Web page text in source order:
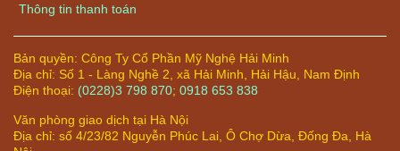
Thông tin thanh toán
Bản quyền: Công Ty Cổ Phần Mỹ Nghệ Hải Minh
Địa chỉ: Số 1 - Làng Nghề 2, xã Hải Minh, Hải Hậu, Nam Định
Điện thoại: (0228)3 798 870; 0918 653 838
Văn phòng giao dịch tại Hà Nội
Địa chỉ: số 4/23/82 Nguyễn Phúc Lai, Ô Chợ Dừa, Đống Đa, Hà